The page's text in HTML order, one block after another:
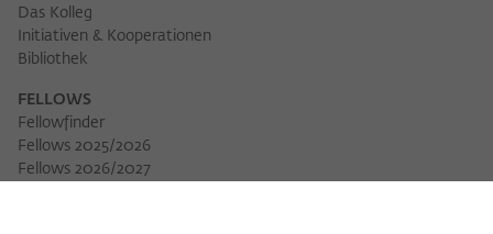
Das Kolleg
Initiativen & Kooperationen
Bibliothek
FELLOWS
Fellowfinder
Fellows 2025/2026
Fellows 2026/2027